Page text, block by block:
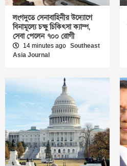
লংগদুতে সেনাবাহিনীর উদ্যোগে
বিনামূল্যে চক্ষু চিকিৎসা ক্যাম্প,
সেবা পেলেন ৭০০ রোগী
14 minutes ago Southeast
Asia Journal